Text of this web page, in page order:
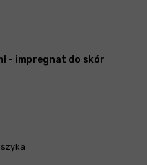
- impregnat do skór